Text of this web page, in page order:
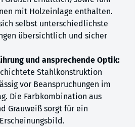
mit Holzeinlage enthalten.
selbst unterschiedlichste
übersichtlich und sicher
und ansprechende Optik:
Stahlkonstruktion
vor Beanspruchungen im
Die Farbkombination aus
Grauweiß sorgt für ein